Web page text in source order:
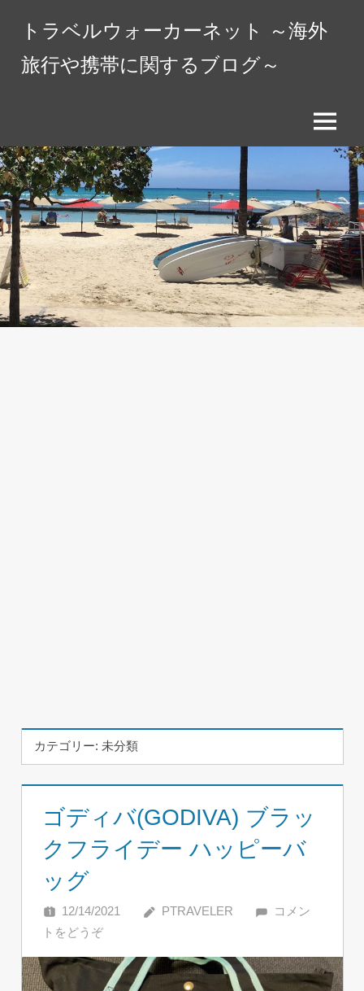
ス
キ
ッ
プ
トラベルウォーカーネット ～海外
旅行や携帯に関するブログ～
メ
ー
カテゴリー: 未分類
ゴディバ(GODIVA) ブラッ
クフライデー ハッピーバ
ッグ
12/14/2021 PTRAVELER
コメン
トをどうぞ